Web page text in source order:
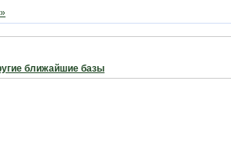
ближайшие базы